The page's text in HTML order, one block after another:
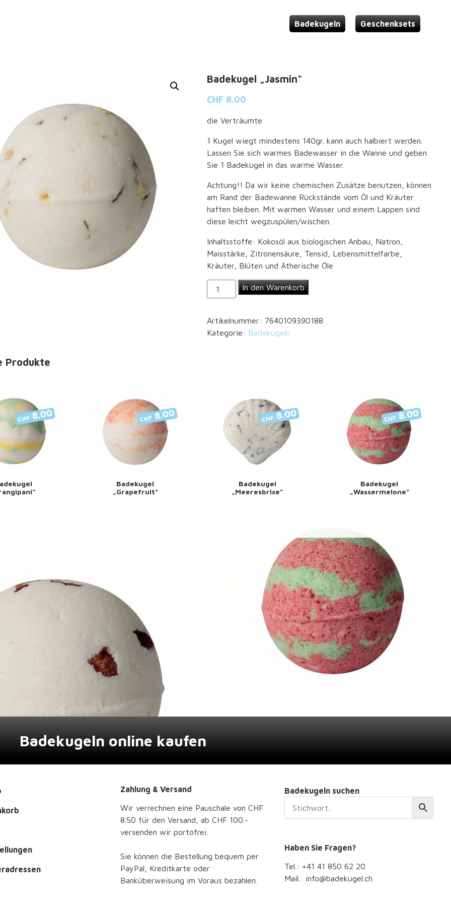
Badekugeln Geschenksets
Badekugel „Jasmin“
CHF 8.00
die Verträumte
1 Kugel wiegt mindestens 140gr. kann auch halbiert werden.
Lassen Sie sich warmes Badewasser in die Wanne und geben
Sie 1 Badekugel in das warme Wasser.
Achtung!! Da wir keine chemischen Zusätze benutzen, können
am Rand der Badewanne Rückstände vom Öl und Kräuter
haften bleiben. Mit warmen Wasser und einem Lappen sind
diese leicht wegzuspülen/wischen.
Inhaltsstoffe: Kokosöl aus biologischen Anbau, Natron,
Maisstärke, Zitronensäure, Tensid, Lebensmittelfarbe,
Kräuter, Blüten und Ätherische Öle
Badekugel
"Jasmin"
In den Warenkorb
Artikelnummer: 7640109390188
Kategorie: Badekugeln
Produkte
CHF8.00
Badekugel
„Grapefruit“
CHF8.00
Badekugel
„Meeresbrise“
CHF8.00
Badekugel
„Wassermelone“
CHF8.00
Badekugeln online kaufen
Zahlung & Versand
Wir verrechnen eine Pauschale von CHF
8.50 für den Versand, ab CHF 100.-
versenden wir portofrei.
Sie können die Bestellung bequem per
PayPal, Kreditkarte oder
Banküberweisung im Voraus bezahlen.
Badekugeln suchen
Haben Sie Fragen?
Tel.: +41 41 850 62 20
Mail.: info@badekugel.ch